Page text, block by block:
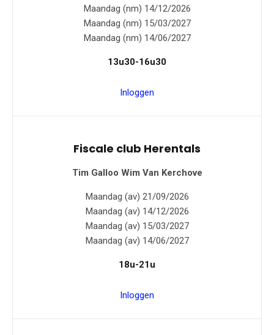
Maandag (nm) 14/12/2026
Maandag (nm) 15/03/2027
Maandag (nm) 14/06/2027
13u30-16u30
Inloggen
Fiscale club Herentals
Tim Galloo Wim Van Kerchove
Maandag (av) 21/09/2026
Maandag (av) 14/12/2026
Maandag (av) 15/03/2027
Maandag (av) 14/06/2027
18u-21u
Inloggen